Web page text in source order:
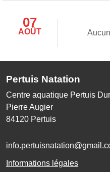
07
AOÛT
Pertuis Natation
Centre aquatique Pertuis
Pierre Augier
84120 Pertuis
Informations légales